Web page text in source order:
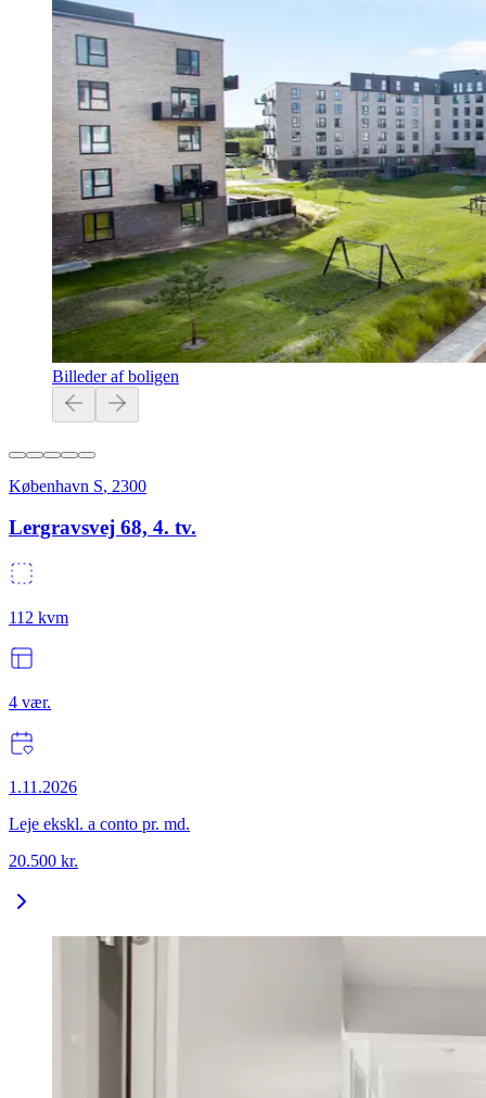
Billeder af boligen
København S, 2300
Lergravsvej 68, 4. tv.
112 kvm
4 vær.
1.11.2026
Leje ekskl. a conto pr. md.
20.500 kr.